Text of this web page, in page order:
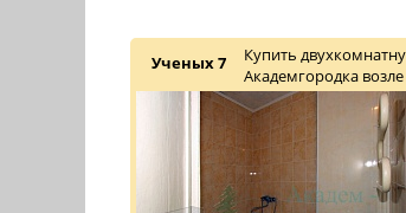
Ученых 7
Купить
Академгородка